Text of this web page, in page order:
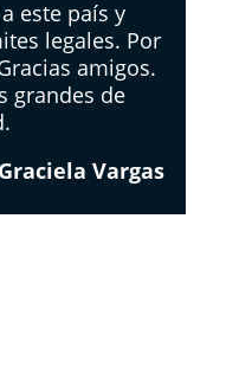
este país y
legales. Por
amigos.
grandes de
Graciela Vargas